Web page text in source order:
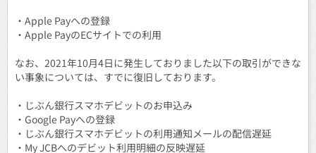
・Apple Payへの登録
・Apple PayのECサイトでの利用
なお、2021年10月4日に発生しておりました以下の取引ができな
い事象については、すでに復旧しております。
・じぶん銀行スマホデビットのお申込み
・Google Payへの登録
・じぶん銀行スマホデビットの利用通知メールの配信遅延
・My JCBへのデビット利用明細の反映遅延